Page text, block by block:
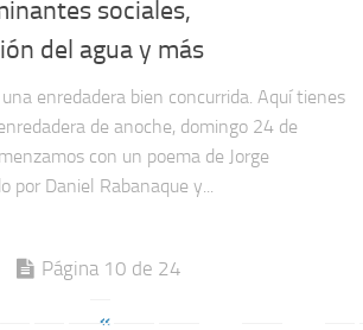
sociales,
del agua y más
enredadera bien concurrida. Aquí tienes
de anoche, domingo 24 de
con un poema de Jorge
por Daniel Rabanaque y...
Página 10 de 24
«